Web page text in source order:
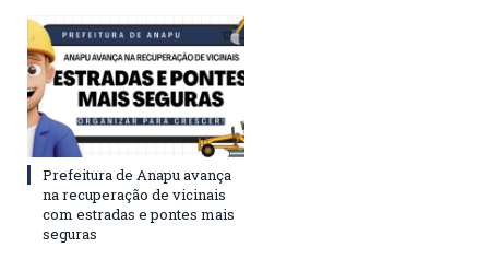
Prefeitura de Anapu avança
na recuperação de vicinais
com estradas e pontes mais
seguras